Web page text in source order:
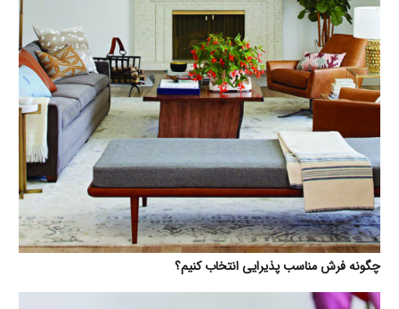
چگونه فرش مناسب پذیرایی انتخاب کنیم؟